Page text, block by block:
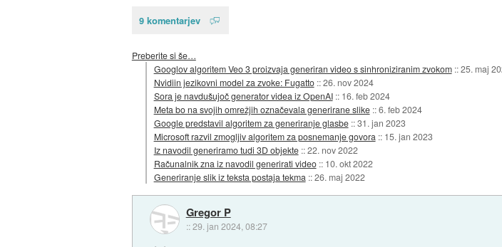
9 komentarjev
Preberite si še…
Googlov algoritem Veo 3 proizvaja generiran video s sinhroniziranim zvokom ::25. maj
Nvidiin jezikovni model za zvoke: Fugatto ::26. nov 2024
Sora je navdušujoč generator videa iz OpenAI :: 16. feb 2024
Meta bo na svojih omrežjih označevala generirane slike ::6. feb 2024
Google predstavil algoritem za generiranje glasbe ::31. jan 2023
Microsoft razvil zmogljiv algoritem za posnemanje govora :: 15. jan 2023
Iz navodil generiramo tudi 3D objekte ::22. nov 2022
Računalnik zna iz navodil generirati video :: 10. okt 2022
Generiranje slik iz teksta postaja tekma ::26. maj 2022
Gregor P
::29. jan 2024, 08:27